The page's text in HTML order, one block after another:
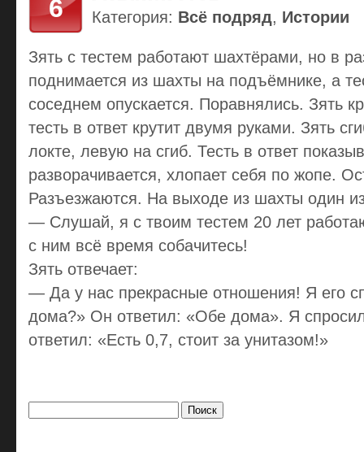
6 Категория: Всё подряд, Истории
Зять с тестем работают шахтёрами, но в
поднимается из шахты на подъёмнике, а
соседнем опускается. Поравнялись. Зять
тесть в ответ крутит двумя руками. Зять
локте, левую на сгиб. Тесть в ответ
разворачивается, хлопает себя по жопе.
Разъезжаются. На выходе из шахты один
— Слушай, я с твоим тестем 20 лет
с ним всё время собачитесь!
Зять отвечает:
— Да у нас прекрасные отношения! Я его
дома?» Он ответил: «Обе дома». Я
ответил: «Есть 0,7, стоит за унитазом!»